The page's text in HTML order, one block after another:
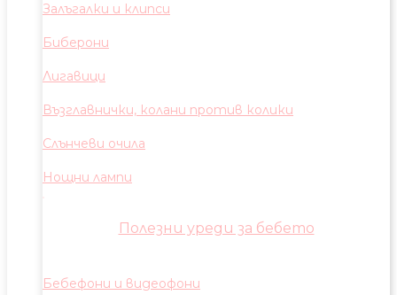
Залъгалки и клипси
Биберони
Лигавици
Възглавнички, колани против колики
Слънчеви очила
Нощни лампи
Полезни уреди за бебето
Бебефони и видеофони